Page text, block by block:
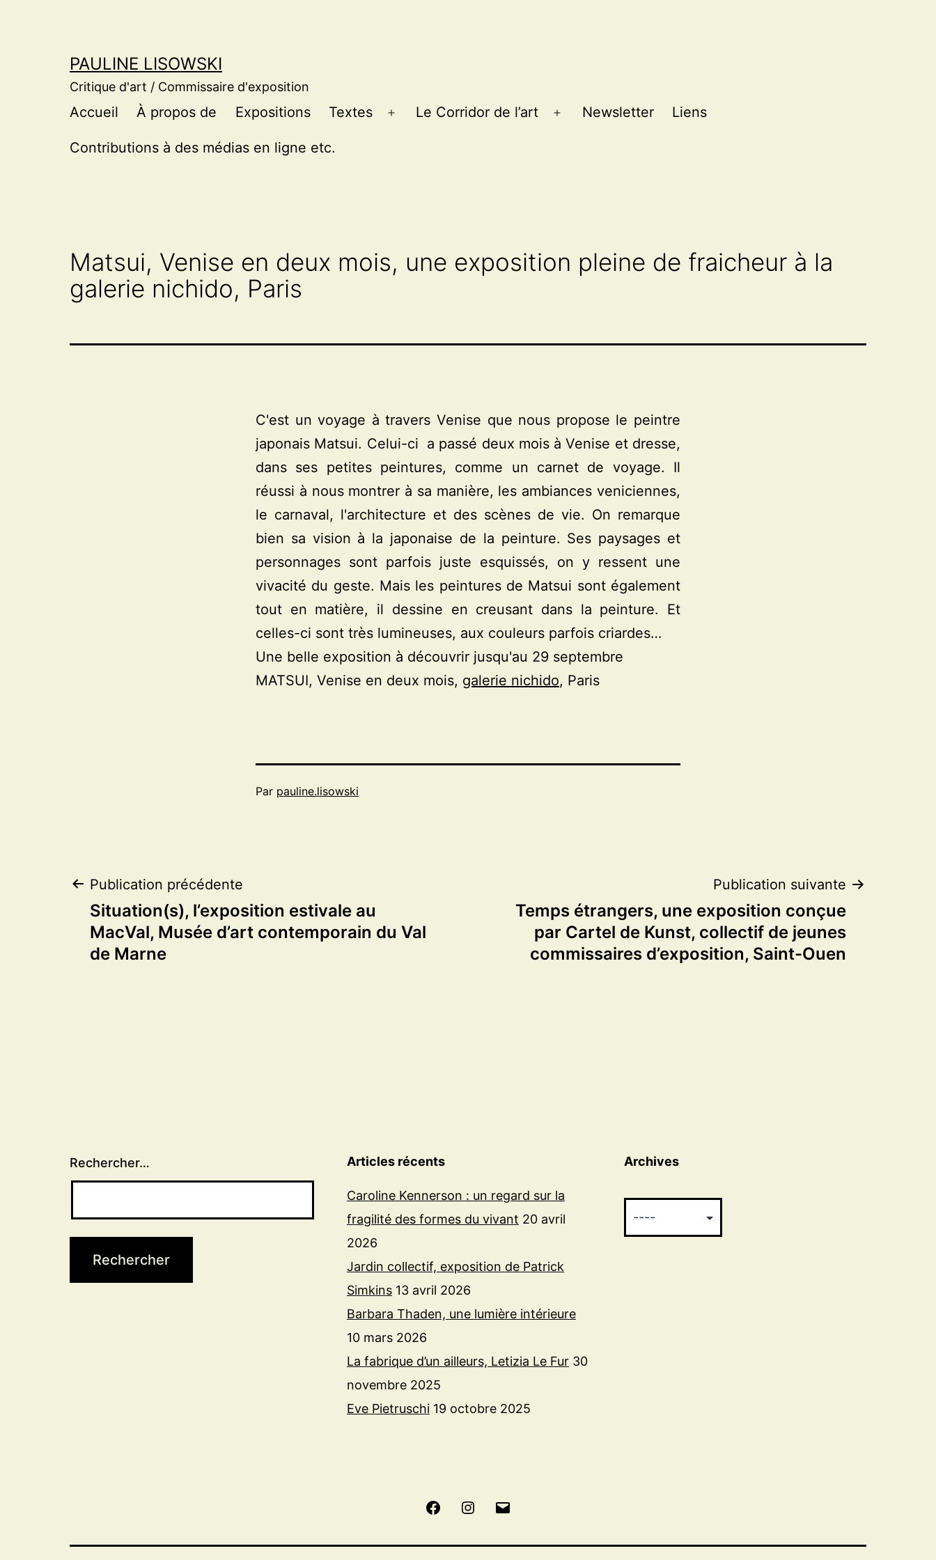
PAULINE LISOWSKI
Critique d'art / Commissaire d'exposition
Accueil À propos de Expositions Textes
Ouvrir
Le Corridor de l’art
Ouvrir
Newsletter Liens
Contributions à des médias en ligne etc.
Matsui, Venise en deux mois, une exposition pleine de fraicheur à la
galerie nichido, Paris
C'est un voyage à travers Venise que nous propose le peintre
japonais Matsui. Celui-ci a passé deux mois à Venise et dresse,
dans ses petites peintures, comme un carnet de voyage. Il
réussi à nous montrer à sa manière, les ambiances veniciennes,
le carnaval, l'architecture et des scènes de vie. On remarque
bien sa vision à la japonaise de la peinture. Ses paysages et
personnages sont parfois juste esquissés, on y ressent une
vivacité du geste. Mais les peintures de Matsui sont également
tout en matière, il dessine en creusant dans la peinture. Et
celles-ci sont très lumineuses, aux couleurs parfois criardes…
Une belle exposition à découvrir jusqu'au 29 septembre
MATSUI, Venise en deux mois, galerie nichido, Paris
Par pauline.lisowski
Navigation
de
Publication précédente
Situation(s), l’exposition estivale au
MacVal, Musée d’art contemporain du Val
de Marne
Publication suivante
Temps étrangers, une exposition conçue
par Cartel de Kunst, collectif de jeunes
commissaires d’exposition, Saint-Ouen
Rechercher… Articles récents
Caroline Kennerson : un regard sur la
fragilité des formes du vivant 20 avril
2026
Jardin collectif, exposition de Patrick
Simkins 13 avril 2026
Barbara Thaden, une lumière intérieure
10 mars 2026
La fabrique d’un ailleurs, Letizia Le Fur 30
novembre 2025
Eve Pietruschi 19 octobre 2025
Archives
FacebookInstagram